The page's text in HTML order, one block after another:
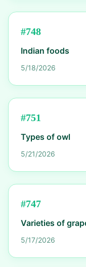
#748
Indian foods
5/18/2026
#751
Types of owl
5/21/2026
#747
Varieties of
5/17/2026